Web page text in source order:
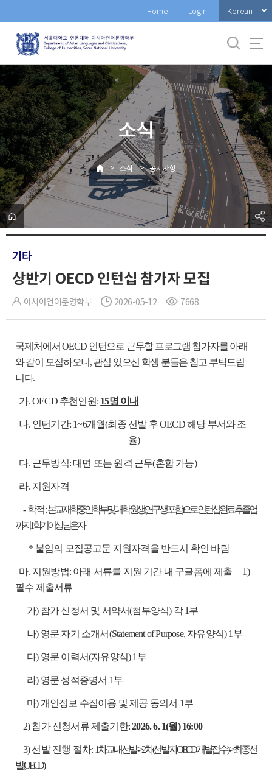
로
메
뉴
Home Login Korean
소식
> 소식 > 공지사항
기타
상반기 OECD 인턴십 참가자 모집
아시아언어문명학부 2026-05-12 7668
국제처에서 OECD 인턴으로 근무할 프로그램 참가자를 아래
와 같이 모집하오니, 관심 있으신 학생 분들은 참고 부탁드립
니다.
가. OECD 추천인원: 15명 이내
나. 인턴기간: 1~6개월(최종 선발 후 OECD 해당 부서와 조
율)
다. 근무방식: 대면 또는 원격 근무(혼합 가능)
라. 지원자격
-학적:본교 재학중인 학부 및 대학원생(연구생 포함)으로 인턴십 완료 후 졸업
까지 1학기 이상 남은 자
* 붙임의 모집공고문 지원자격을 반드시 확인 바람
마. 지원방법: 아래 서류를 지원 기간 내 구글폼에 제출
1)
필수 제출서류
가) 참가 신청서 및 서약서(첨부양식) 각 1부
나) 영문 자기 소개서(Statement of Purpose, 자유양식) 1부
다) 영문 이력서(자유양식) 1부
라) 영문 성적증명서 1부
마) 개인정보 수집이용 및 제공 동의서 1부
2) 참가 신청서류 제출기한:2026. 6. 1(월) 16:00
3) 선발 진행 절차: 1차 교내선발 -> 2차(선발자 OECD 개별접수) -> 최종 선
발(OECD)